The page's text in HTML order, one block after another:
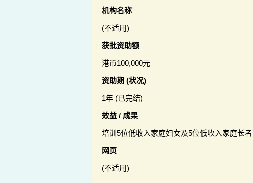
机构名称
(不适用)
获批资助额
港币100,000元
资助期 (状况)
1年 (已完结)
效益 / 成果
培训5位低收入家庭妇女及5位低收入家庭长者
网页
(不适用)